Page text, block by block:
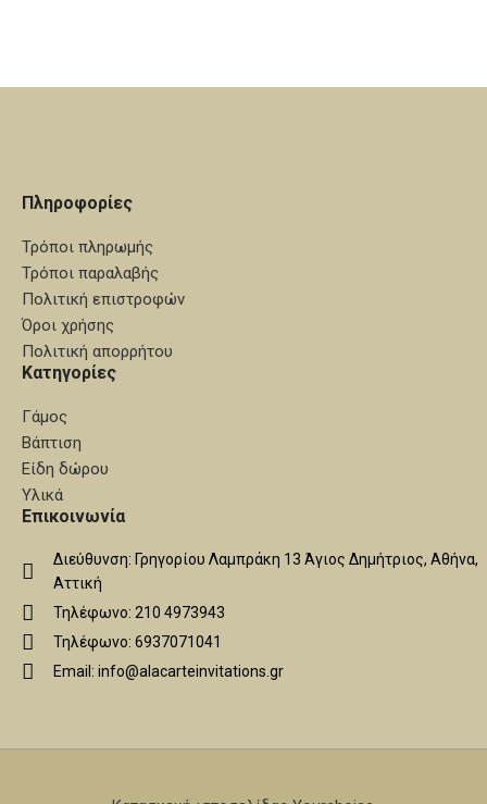
Πληροφορίες
Τρόποι πληρωμής
Τρόποι παραλαβής
Πολιτική επιστροφών
Όροι χρήσης
Πολιτική απορρήτου
Κατηγορίες
Γάμος
Βάπτιση
Είδη δώρου
Υλικά
Επικοινωνία
Διεύθυνση: Γρηγορίου Λαμπράκη 13 Άγιος Δημήτριος, Αθήνα,
Αττική
Τηλέφωνο: 210 4973943
Τηλέφωνο: 6937071041
Email: info@alacarteinvitations.gr